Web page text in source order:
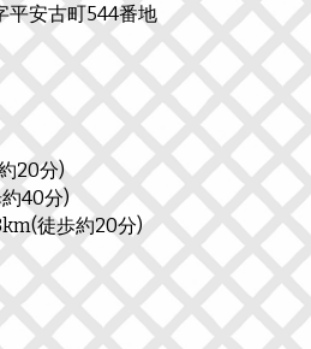
安古町544番地
20分)
40分)
徒歩約20分)